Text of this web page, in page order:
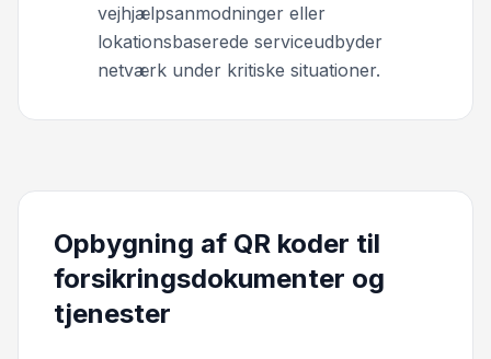
vejhjælpsanmodninger eller
lokationsbaserede serviceudbyder
netværk under kritiske situationer.
Opbygning af QR koder til
forsikringsdokumenter og
tjenester